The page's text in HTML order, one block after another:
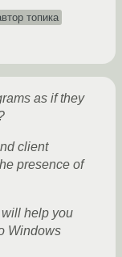
топика
as if they
client
presence of
help you
Windows